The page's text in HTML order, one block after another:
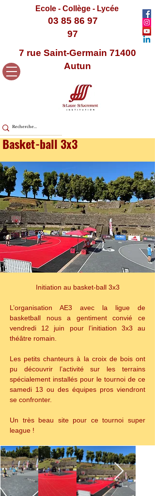
Ecole - Collège - Lycée
03 85 86 97
97
7 rue Saint-Germain 71400
Autun
Basket-ball 3x3
Initiation au basket-ball 3x3
L’organisation AE3 avec la ligue de
basketball nous a gentiment convié ce
vendredi 12 juin pour l’initiation 3x3 au
théâtre romain.
Les petits chanteurs à la croix de bois ont
pu découvrir l’activité sur les terrains
spécialement installés pour le tournoi de ce
samedi 13 ou des équipes pros viendront
se confronter.
Un très beau site pour ce tournoi super
league !